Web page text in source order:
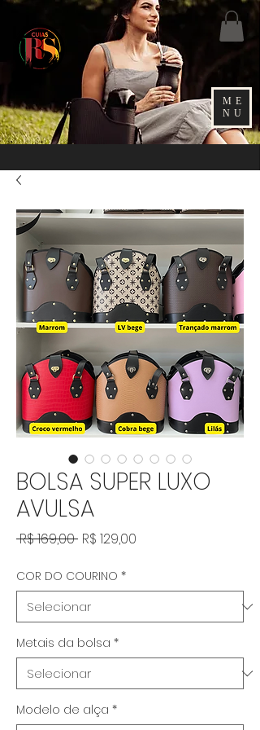
ME
NU
BOLSA SUPER LUXO
AVULSA
R$ 169,00 Preço normal
R$ 129,00
COR DO COURINO *
Metais da bolsa *
Modelo de alça *